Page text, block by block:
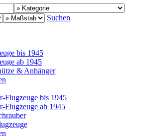
Suchen
bis 1945
ab 1945
& Anhänger
Flugzeuge bis 1945
Flugzeuge ab 1945